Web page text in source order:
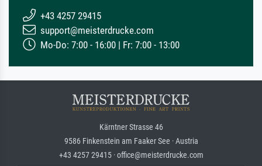
+43 4257 29415
support@meisterdrucke.com
Mo-Do: 7:00 - 16:00 | Fr: 7:00 - 13:00
Kärntner Strasse 46
9586 Finkenstein am Faaker See · Austria
+43 4257 29415 · office@meisterdrucke.com